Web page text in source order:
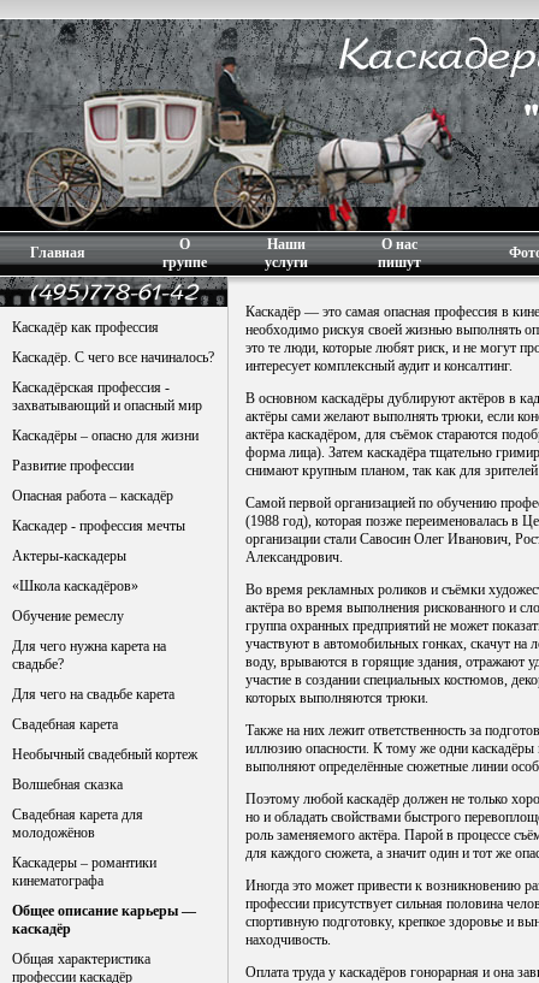
Главная
О
группе
Наши
услуги
О нас
пишут
Каскадёр как профессия
Каскадёр. С чего все начиналось?
Каскадёрская профессия -
захватывающий и опасный мир
Каскадёры – опасно для жизни
Развитие профессии
Опасная работа – каскадёр
Каскадер - профессия мечты
Актеры-каскадеры
«Школа каскадёров»
Обучение ремеслу
Для чего нужна карета на
свадьбе?
Для чего на свадьбе карета
Свадебная карета
Необычный свадебный кортеж
Волшебная сказка
Свадебная карета для
молодожёнов
Каскадеры – романтики
кинематографа
Общее описание карьеры —
каскадёр
Общая характеристика
профессии каскадёр
Каскадёр — это самая опасная профессия в
необходимо рискуя своей жизнью выполнять
это те люди, которые любят риск, и не могут
интересует комплексный аудит и консалтинг.
В основном каскадёры дублируют актёров в
актёры сами желают выполнять трюки, если
актёра каскадёром, для съёмок стараются
форма лица). Затем каскадёра тщательно
снимают крупным планом, так как для
Самой первой организацией по обучению
(1988 год), которая позже переименовалась
организации стали Савосин Олег Иванович,
Александрович.
Во время рекламных роликов и съёмки
актёра во время выполнения рискованного и
группа охранных предприятий не может
участвуют в автомобильных гонках, скачут
воду, врываются в горящие здания, отражают
участие в создании специальных костюмов,
которых выполняются трюки.
Также на них лежит ответственность за
иллюзию опасности. К тому же одни
выполняют определённые сюжетные линии
Поэтому любой каскадёр должен не только
но и обладать свойствами быстрого
роль заменяемого актёра. Парой в процессе
для каждого сюжета, а значит один и тот же
Иногда это может привести к возникновению
профессии присутствует сильная половина
спортивную подготовку, крепкое здоровье и
находчивость.
Оплата труда у каскадёров гонорарная и она